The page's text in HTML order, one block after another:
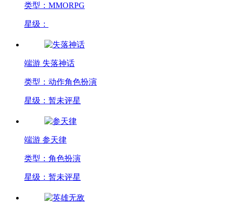
类型：MMORPG
星级：
端游 失落神话
类型：动作角色扮演
星级：暂未评星
端游 参天律
类型：角色扮演
星级：暂未评星